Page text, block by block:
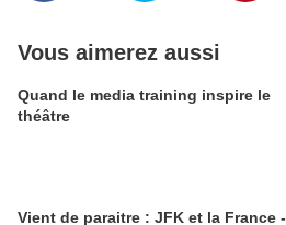
Vous aimerez aussi
Quand le media training inspire le
théâtre
Vient de paraitre : JFK et la France -